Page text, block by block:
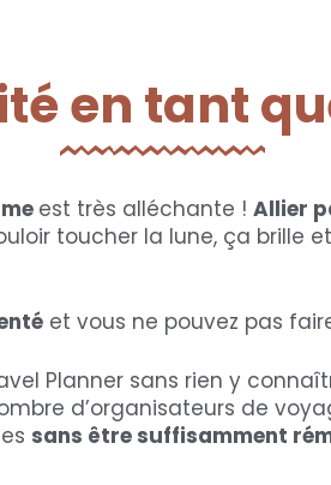
en tant
est très alléchante ! Allier
toucher la lune, ça
et vous ne pouvez pas
Planner sans rien y
d’organisateurs de
sans être suffisamment